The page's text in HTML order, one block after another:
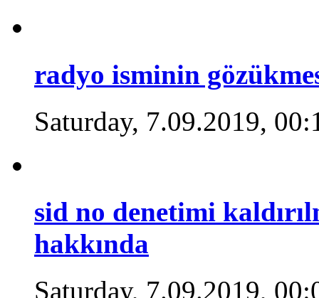
radyo isminin
Saturday, 7.09.2019,
sid no denetimi
hakkında
Saturday, 7.09.2019,